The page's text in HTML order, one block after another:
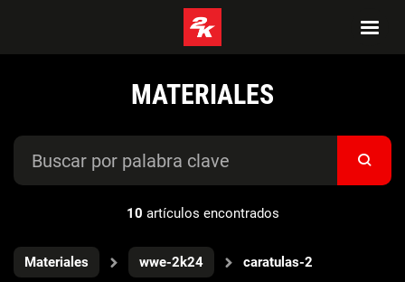
MATERIALES
10 artículos encontrados
Materiales wwe-2k24 caratulas-2